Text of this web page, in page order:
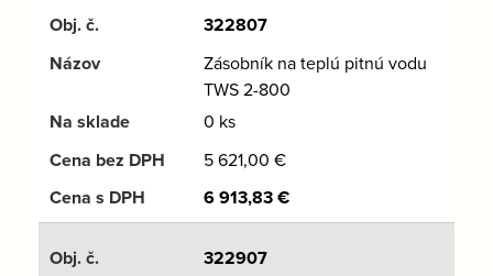
322807
Zásobník na teplú pitnú vodu
TWS 2-800
0 ks
5 621,00 €
6 913,83€
322907